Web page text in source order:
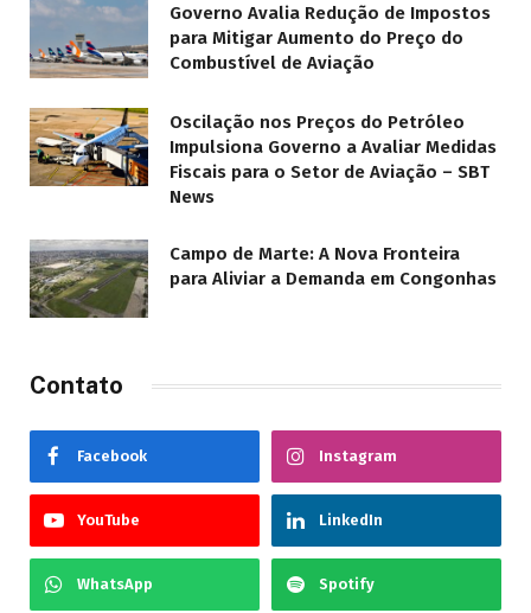
Governo Avalia Redução de Impostos
para Mitigar Aumento do Preço do
Combustível de Aviação
Oscilação nos Preços do Petróleo
Impulsiona Governo a Avaliar Medidas
Fiscais para o Setor de Aviação – SBT
News
Campo de Marte: A Nova Fronteira
para Aliviar a Demanda em Congonhas
Contato
Facebook Instagram
YouTube LinkedIn
WhatsApp Spotify